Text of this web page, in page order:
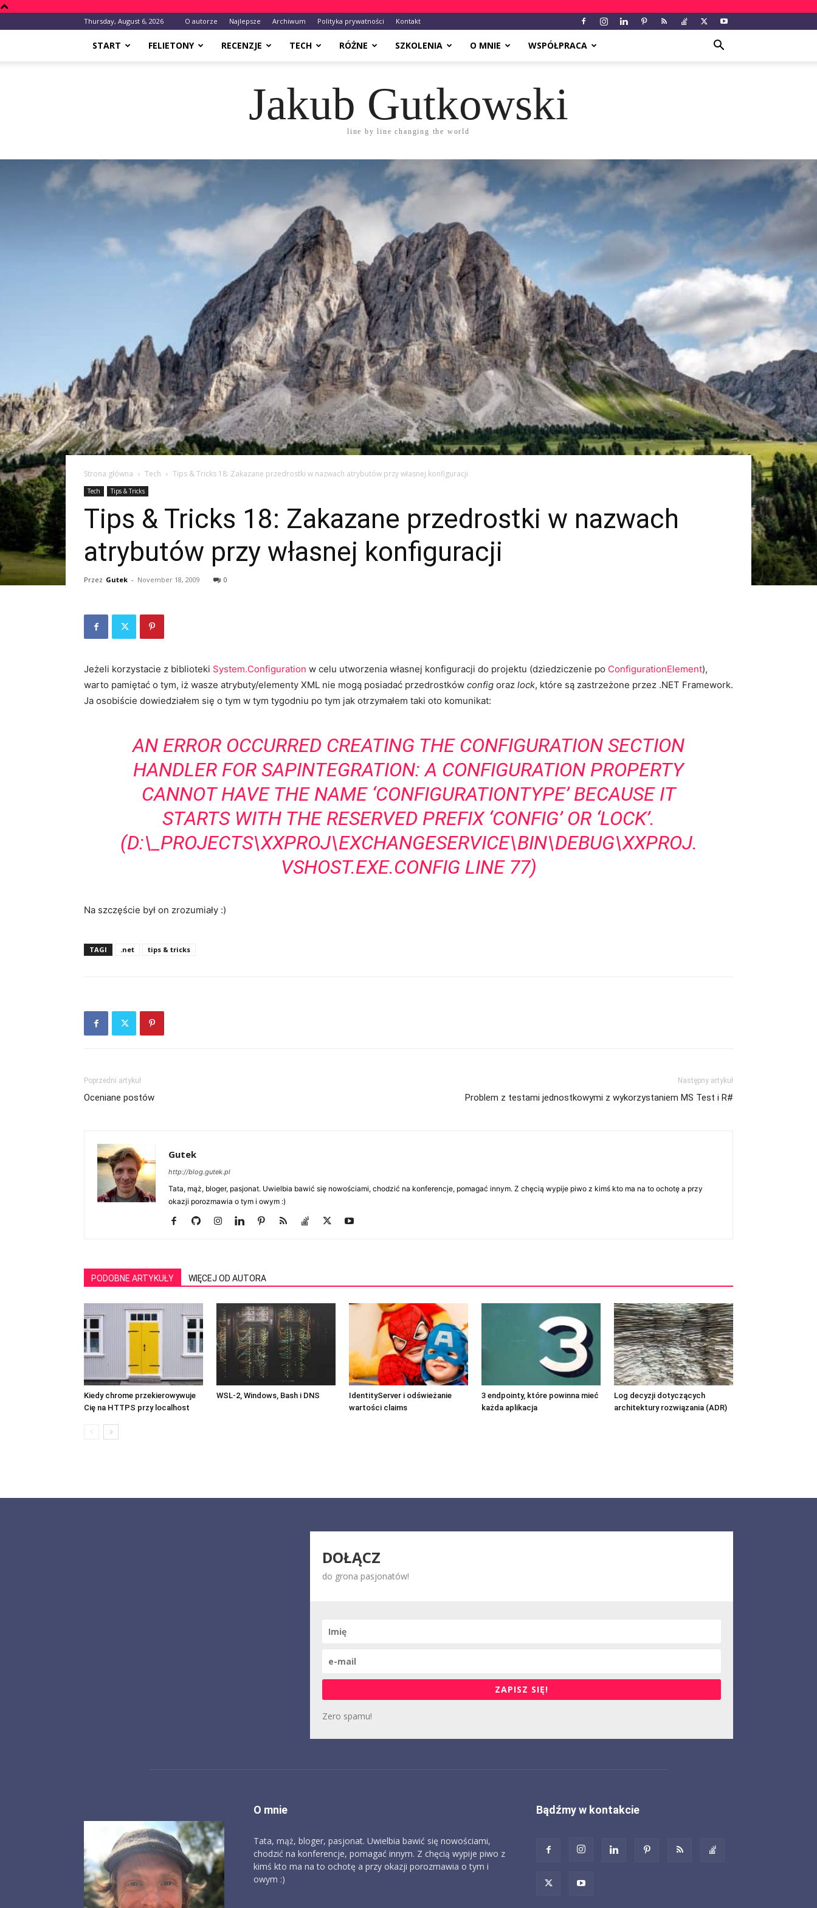
Thursday, August 6, 2026 O autorze Najlepsze Archiwum Polityka prywatności Kontakt
START FELIETONY RECENZJE TECH RÓŻNE SZKOLENIA O MNIE WSPÓŁPRACA
Jakub Gutkowski
line by line changing the world
Strona główna Tech Tips & Tricks 18: Zakazane przedrostki w nazwach atrybutów przy własnej konfiguracji
Tech Tips & Tricks
Tips & Tricks 18: Zakazane przedrostki w nazwach
atrybutów przy własnej konfiguracji
Przez Gutek - November 18, 2009 0
Jeżeli korzystacie z biblioteki System.Configuration w celu utworzenia własnej konfiguracji do projektu (dziedziczenie po ConfigurationElement),
warto pamiętać o tym, iż wasze atrybuty/elementy XML nie mogą posiadać przedrostków config oraz lock, które są zastrzeżone przez .NET Framework.
Ja osobiście dowiedziałem się o tym w tym tygodniu po tym jak otrzymałem taki oto komunikat:
AN ERROR OCCURRED CREATING THE CONFIGURATION SECTION
HANDLER FOR SAPINTEGRATION: A CONFIGURATION PROPERTY
CANNOT HAVE THE NAME ‘CONFIGURATIONTYPE’ BECAUSE IT
STARTS WITH THE RESERVED PREFIX ‘CONFIG’ OR ‘LOCK’.
(D:\_PROJECTS\XXPROJ\EXCHANGESERVICE\BIN\DEBUG\XXPROJ.
VSHOST.EXE.CONFIG LINE 77)
Na szczęście był on zrozumiały :)
TAGI .net tips & tricks
Poprzedni artykuł
Oceniane postów
Następny artykuł
Problem z testami jednostkowymi z wykorzystaniem MS Test i R#
Gutek
http://blog.gutek.pl
Tata, mąż, bloger, pasjonat. Uwielbia bawić się nowościami, chodzić na konferencje, pomagać innym. Z chęcią wypije piwo z kimś kto ma na to ochotę a przy
okazji porozmawia o tym i owym :)
PODOBNE ARTYKUŁY WIĘCEJ OD AUTORA
Kiedy chrome przekierowywuje
Cię na HTTPS przy localhost
WSL-2, Windows, Bash i DNS
IdentityServer i odświeżanie
wartości claims
3 endpointy, które powinna mieć
każda aplikacja
Log decyzji dotyczących
architektury rozwiązania (ADR)
DOŁĄCZ
do grona pasjonatów!
ZAPISZ SIĘ!
Zero spamu!
O mnie
Tata, mąż, bloger, pasjonat. Uwielbia bawić się nowościami,
chodzić na konferencje, pomagać innym. Z chęcią wypije piwo z
kimś kto ma na to ochotę a przy okazji porozmawia o tym i
owym :)
Bądźmy w kontakcie